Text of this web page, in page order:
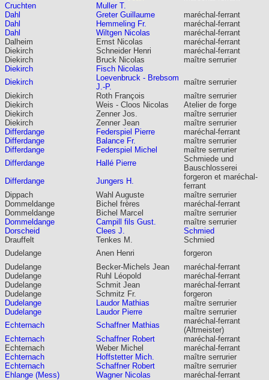
Cruchten
Muller T.
Dahl
Greter Guillaume
maréchal-ferrant
Dahl
Hemmeling Fr.
maréchal-ferrant
Dahl
Wiltgen Nicolas
maréchal-ferrant
Dalheim
Ernst Nicolas
maréchal-ferrant
Diekirch
Schneider Henri
maréchal-ferrant
Diekirch
Bruck Nicolas
maître serrurier
Diekirch
Fisch Nicolas
Diekirch
Loevenbruck - Brebsom
J.-P.
maître serrurier
Diekirch
Roth François
maître serrurier
Diekirch
Weis - Cloos Nicolas
Atelier de forge
Diekirch
Zenner Jos.
maître serrurier
Diekirch
Zenner Jean
maître serrurier
Differdange
Federspiel Pierre
maréchal-ferrant
Differdange
Balance Fr.
maître serrurier
Differdange
Federspiel Michel
maître serrurier
Differdange
Hallé Pierre
Schmiede und
Bauschlosserei
Differdange
Jungers H.
forgeron et maréchal-
ferrant
Dippach
Wahl Auguste
maître serrurier
Dommeldange
Bichel frères
maréchal-ferrant
Dommeldange
Bichel Marcel
maître serrurier
Dommeldange
Campill fils Gust.
maître serrurier
Dorscheid
Clees J.
Schmied
Drauffelt
Tenkes M.
Schmied
Dudelange
Anen Henri
forgeron
Dudelange
Becker-Michels Jean
maréchal-ferrant
Dudelange
Ruhl Léopold
maréchal-ferrant
Dudelange
Schmit Jean
maréchal-ferrant
Dudelange
Schmitz Fr.
forgeron
Dudelange
Laudor Mathias
maître serrurier
Dudelange
Laudor Pierre
maître serrurier
Echternach
Schaffner Mathias
maréchal-ferrant
(Altmeister)
Echternach
Schaffner Robert
maréchal-ferrant
Echternach
Weber Michel
maréchal-ferrant
Echternach
Hoffstetter Mich.
maître serrurier
Echternach
Schaffner Robert
maître serrurier
Ehlange (Mess)
Wagner Nicolas
maréchal-ferrant